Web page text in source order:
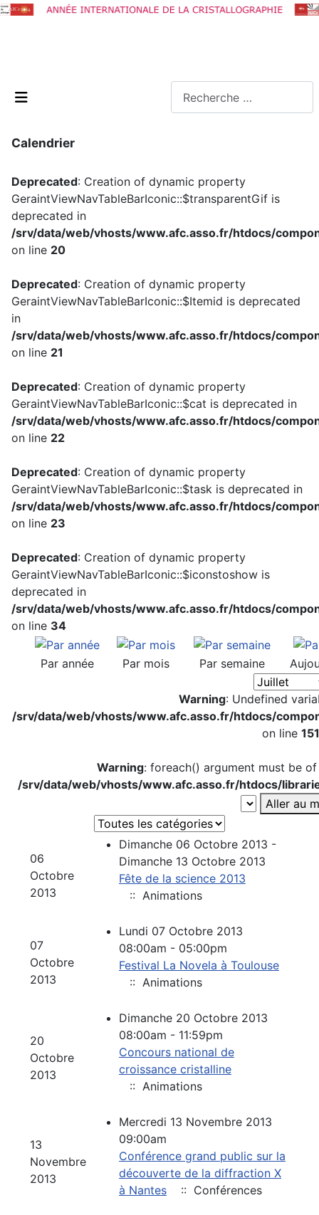
Calendrier
Deprecated: Creation of dynamic property
GeraintViewNavTableBarIconic::$transparentGif is
deprecated in
/srv/data/web/vhosts/www.afc.asso.fr/htdocs/
on line 20
Deprecated: Creation of dynamic property
GeraintViewNavTableBarIconic::$Itemid is deprecated
in
/srv/data/web/vhosts/www.afc.asso.fr/htdocs/
on line 21
Deprecated: Creation of dynamic property
GeraintViewNavTableBarIconic::$cat is deprecated in
/srv/data/web/vhosts/www.afc.asso.fr/htdocs/
on line 22
Deprecated: Creation of dynamic property
GeraintViewNavTableBarIconic::$task is deprecated in
/srv/data/web/vhosts/www.afc.asso.fr/htdocs/
on line 23
Deprecated: Creation of dynamic property
GeraintViewNavTableBarIconic::$iconstoshow is
deprecated in
/srv/data/web/vhosts/www.afc.asso.fr/htdocs/
on line 34
Par année Par mois Par semaine
Warning: Undefined
/srv/data/web/vhosts/www.afc.asso.fr/htdocs/
on line 151
Warning: foreach() argument must be
/srv/data/web/vhosts/www.afc.asso.fr/htdocs/
Aller au
Choisissez une catégorie pour filtrer la
06
Octobre
2013
Dimanche 06 Octobre 2013 -
Dimanche 13 Octobre 2013
Fête de la science 2013
:: Animations
07
Octobre
2013
Lundi 07 Octobre 2013
08:00am - 05:00pm
Festival La Novela à Toulouse
:: Animations
20
Octobre
2013
Dimanche 20 Octobre 2013
08:00am - 11:59pm
Concours national de
croissance cristalline
:: Animations
13
Novembre
2013
Mercredi 13 Novembre 2013
09:00am
Conférence grand public sur la
découverte de la diffraction X
à Nantes
:: Conférences